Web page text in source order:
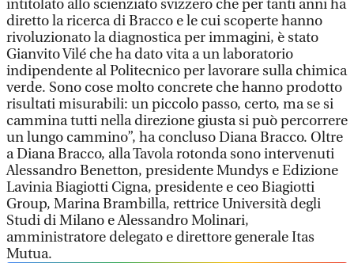
intitolato allo scienziato svizzero che per tanti anni ha
diretto la ricerca di Bracco e le cui scoperte hanno
rivoluzionato la diagnostica per immagini, è stato
Gianvito Vilé che ha dato vita a un laboratorio
indipendente al Politecnico per lavorare sulla chimica
verde. Sono cose molto concrete che hanno prodotto
risultati misurabili: un piccolo passo, certo, ma se si
cammina tutti nella direzione giusta si può percorrere
un lungo cammino”, ha concluso Diana Bracco. Oltre
a Diana Bracco, alla Tavola rotonda sono intervenuti
Alessandro Benetton, presidente Mundys e Edizione
Lavinia Biagiotti Cigna, presidente e ceo Biagiotti
Group, Marina Brambilla, rettrice Università degli
Studi di Milano e Alessandro Molinari,
amministratore delegato e direttore generale Itas
Mutua.